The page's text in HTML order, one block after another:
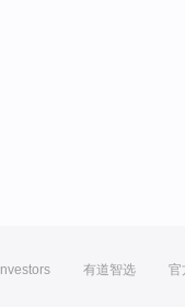
Investors 有道智选 官